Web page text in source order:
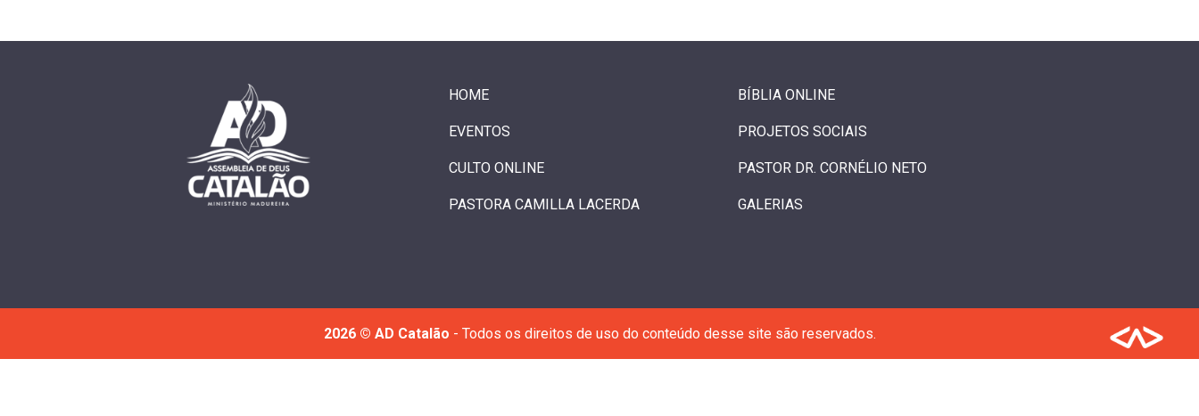
HOME BÍBLIA ONLINE
EVENTOS PROJETOS SOCIAIS
CULTO ONLINE PASTOR DR. CORNÉLIO NETO
PASTORA CAMILLA LACERDA GALERIAS
2026 © AD Catalão - Todos os direitos de uso do conteúdo desse site são reservados.